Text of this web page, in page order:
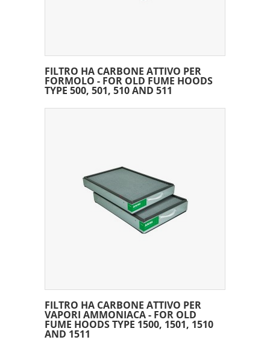
FILTRO HA CARBONE ATTIVO PER
FORMOLO - FOR OLD FUME HOODS
TYPE 500, 501, 510 AND 511
FILTRO HA CARBONE ATTIVO PER
VAPORI AMMONIACA - FOR OLD
FUME HOODS TYPE 1500, 1501, 1510
AND 1511